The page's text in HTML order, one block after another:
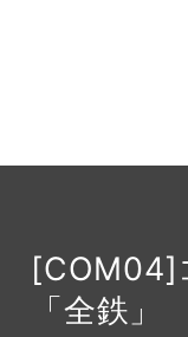
[COM04]
「全鉄」